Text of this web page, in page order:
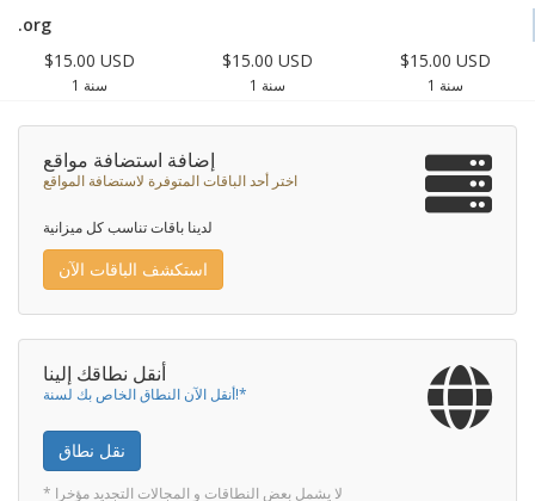
.org
$15.00 USD
1 سنة
$15.00 USD
1 سنة
$15.00 USD
1 سنة
إضافة استضافة مواقع
اختر أحد الباقات المتوفرة لاستضافة المواقع
لدينا باقات تناسب كل ميزانية
استكشف الباقات الآن
أنقل نطاقك إلينا
أنقل الآن النطاق الخاص بك لسنة!*
نقل نطاق
* لا يشمل بعض النطاقات و المجالات التجديد مؤخرا